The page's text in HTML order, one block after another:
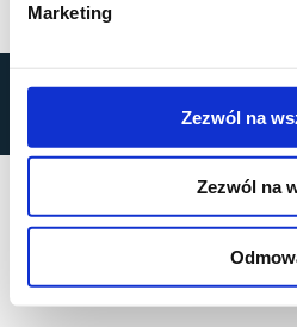
Marketing
Zezwól na
Zezwól na
byMOBILUS MOTOR©
Polityka